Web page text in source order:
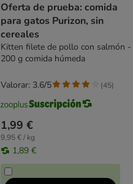
Oferta de prueba: comida
para gatos Purizon, sin
cereales
Kitten filete de pollo con salmón -
200 g comida húmeda
1,99 €
9,95 € / kg
1,89 €
Valorar: 3.6/5 (45)